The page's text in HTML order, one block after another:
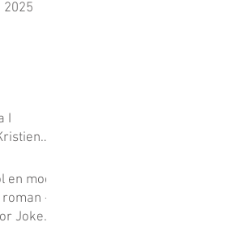
2025
I
op
en mooi
-
Joke